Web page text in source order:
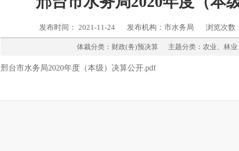
发布时间： 2021-11-24 发布机构：市水务局 浏览次
体裁分类：财政(务)预决算 主题分类：农业、
邢台市水务局2020年度（本级）决算公开.pdf